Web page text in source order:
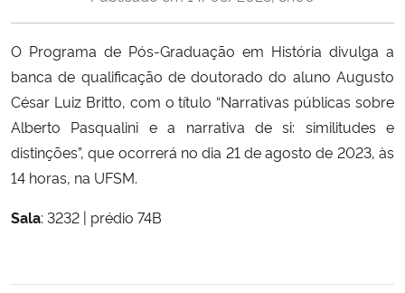
Ministério de Minas e Energia
Ministério da Ciência, Tecnologia, Inovações e Comunicações
Ministério do Meio Ambiente
Ministério do Desenvolvimento Regional
O Programa de Pós-Graduação em História divulga a
banca de qualificação de doutorado do aluno Augusto
César Luiz Britto, com o título “Narrativas públicas sobre
Alberto Pasqualini e a narrativa de si: similitudes e
distinções”, que ocorrerá no dia 21 de agosto de 2023, às
14 horas, na UFSM.
Sala: 3232 | prédio 74B